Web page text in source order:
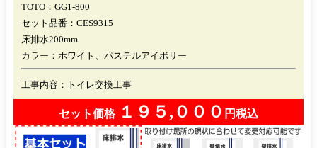
TOTO：GG1-800
セット品番：CES9315
床排水200mm
カラー：ホワイト、パステルアイボリー
工事内容： トイレ交換工事
セット価格 １９５,０００ 円税込